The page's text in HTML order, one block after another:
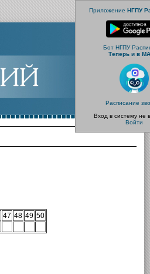
Приложение НГПУ
Бот НГПУ
Теперь и в
Расписание
Вход в систему не
Войти
47 48 49 50